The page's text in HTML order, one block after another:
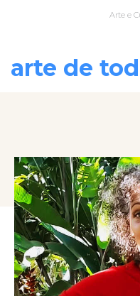
Arte e
arte de